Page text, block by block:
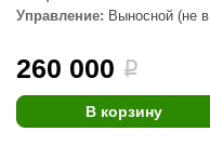
Управление: Выносной (не в
260 000 i
В корзину